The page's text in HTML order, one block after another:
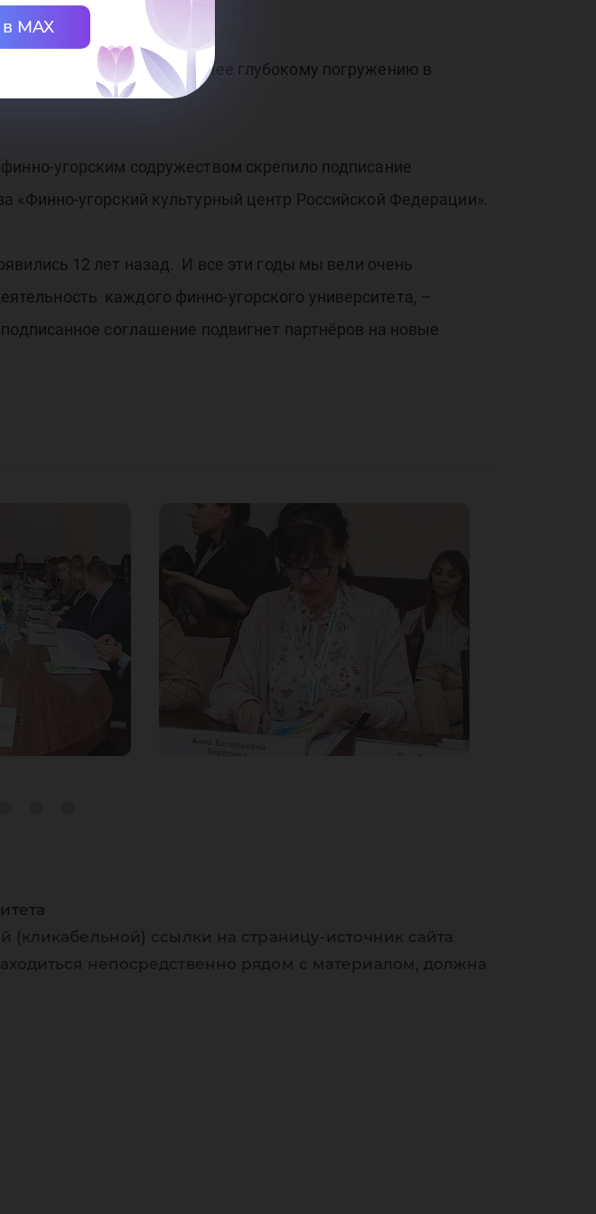
MAX
способствует более глубокому погружению в
угорским содружеством скрепило подписание
угорский культурный центр Российской Федерации».
12 лет назад. И все эти годы мы вели очень
каждого финно-угорского университета, –
соглашение подвигнет партнёров на новые
ссылки на страницу-источник сайта
непосредственно рядом с материалом, должна